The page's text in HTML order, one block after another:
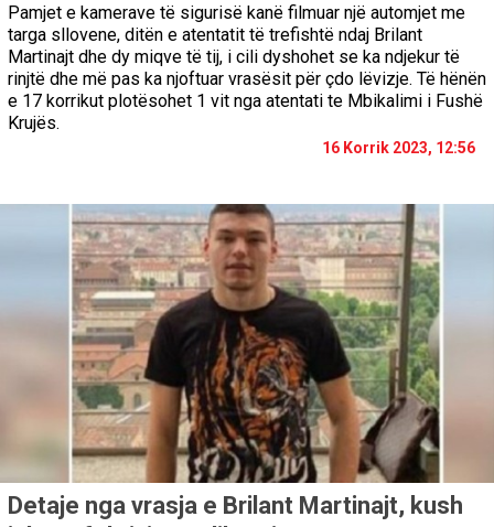
Pamjet e kamerave të sigurisë kanë filmuar një automjet me
targa sllovene, ditën e atentatit të trefishtë ndaj Brilant
Martinajt dhe dy miqve të tij, i cili dyshohet se ka ndjekur të
rinjtë dhe më pas ka njoftuar vrasësit për çdo lëvizje. Të hënën
e 17 korrikut plotësohet 1 vit nga atentati te Mbikalimi i Fushë
Krujës.
16 Korrik 2023, 12:56
Detaje nga vrasja e Brilant Martinajt, kush